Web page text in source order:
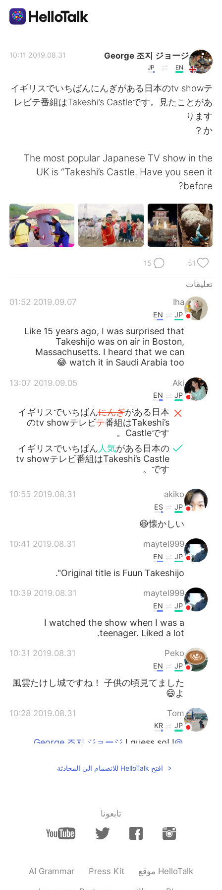
العربية
繁體中文 Español
日本語 한국어
Türkçe
George 조지 ジョージ
EN
JP
2019.08.31 10:11
イギリスでいちばんにんぎがある日本のtv showテ
レビテ番組はTakeshi’s Castleです。見たことがあ
ります
か？
The most popular Japanese TV show in the
UK is “Takeshi’s Castle. Have you seen it
before?
51
15
تعليقات
Iha
2019.09.07 01:52
JP
EN
Like 15 years ago, I was surprised that
Takeshijo was on air in Boston,
Massachusetts. I heard that we can
watch it in Saudi Arabia too 😂
Aki
2019.09.05 13:07
JP
EN
イギリスでいちばんにんぎがある日本
のtv showテレビテ番組はTakeshi’s
Castleです。
イギリスでいちばん 人気がある日本の
tv showテレビ番組はTakeshi’s Castle
です。
akiko
2019.08.31 10:55
JP
ES
懐かしい😆
maytel999
2019.08.31 10:41
JP
EN
Original title is Fuun Takeshijo".
maytel999
2019.08.31 10:39
JP
EN
I watched the show when I was a
teenager. Liked a lot.
Peko
2019.08.31 10:31
JP
EN
風雲たけし城ですね！ 子供の頃見てました
よ😄
Tom
2019.08.31 10:28
JP
KR
@George 조지 ジョージ
I guess so! I
George 조지 ジョージ
2019.08.31 10:25
EN
George 조지 ジョージ
2019.08.31 10:21
افتح HelloTalk للانضمام الى المحادثة
تابعونا
AI Grammar Press Kit موقع HelloTalk